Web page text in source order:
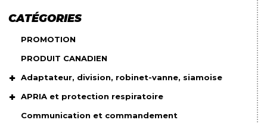
CATÉGORIES
PROMOTION
PRODUIT CANADIEN
Adaptateur, division, robinet-vanne, siamoise
APRIA et protection respiratoire
Communication et commandement